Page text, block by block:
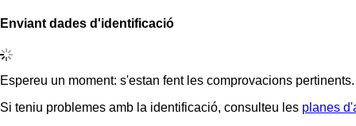
Enviant dades d'identificació
Espereu un moment: s'estan fent les comprovacions pertinents.
Si teniu problemes amb la identificació, consulteu les planes